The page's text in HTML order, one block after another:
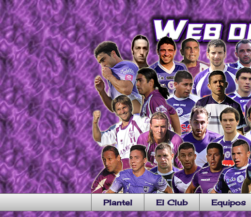
Plantel El Club Equipos